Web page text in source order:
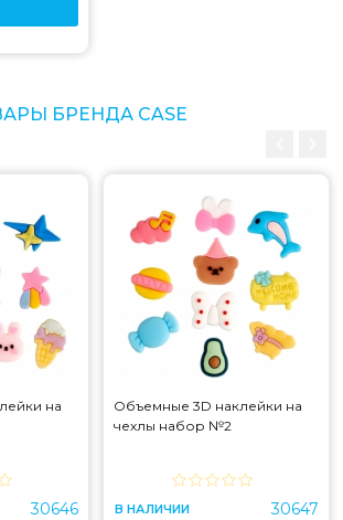
БРЕНДА CASE
на
30646
Объемные 3D наклейки на
чехлы набор №2
В НАЛИЧИИ 30647